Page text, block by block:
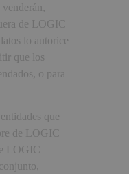
de LOGIC
lo autorice
que los
o para
que
de LOGIC
LOGIC